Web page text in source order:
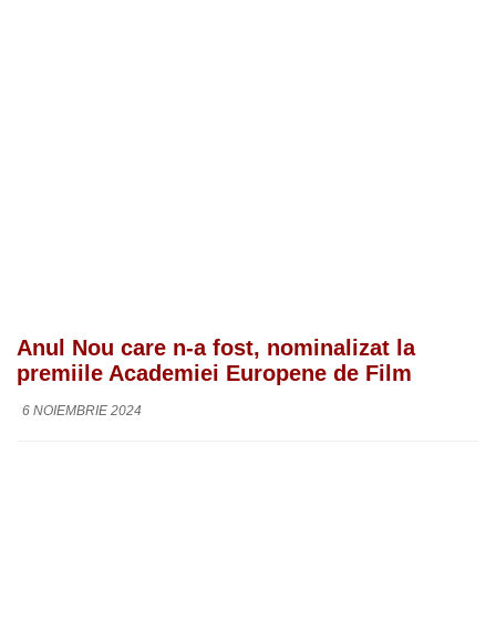
Anul Nou care n-a fost, nominalizat la
premiile Academiei Europene de Film
6 NOIEMBRIE 2024